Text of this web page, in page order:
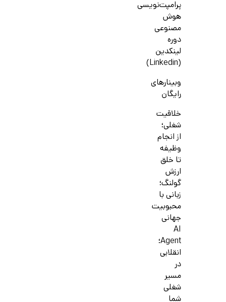
پرامپت‌نویسی
هوش
مصنوعی
دوره
لینکدین
(Linkedin)
وبینارهای
رایگان
خلاقیت
شغلی؛
از انجام
وظیفه
تا خلق
ارزش
گولنگ؛
زبانی با
محبوبیت
جهانی
AI
Agent؛
انقلابی
در
مسیر
شغلی